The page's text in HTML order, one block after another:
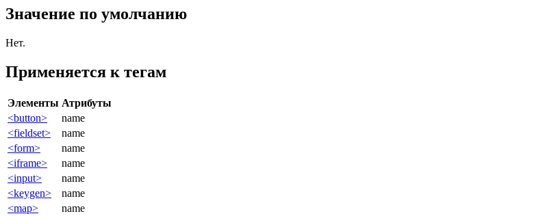
Значение по умолчанию
Нет.
Применяется к тегам
Элементы Атрибуты
<button>
name
<fieldset>
name
<form>
name
<iframe>
name
<input>
name
<keygen>
name
<map>
name